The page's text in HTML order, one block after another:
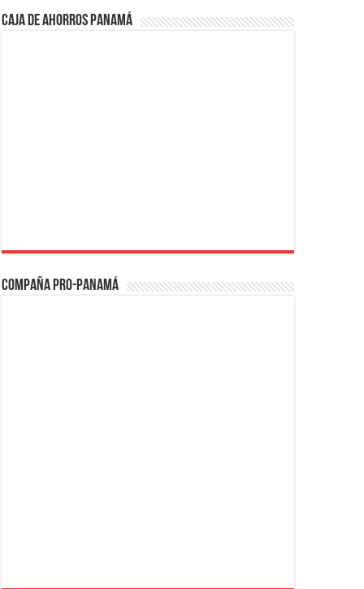
Caja de Ahorros Panamá
Compaña PRO-Panamá